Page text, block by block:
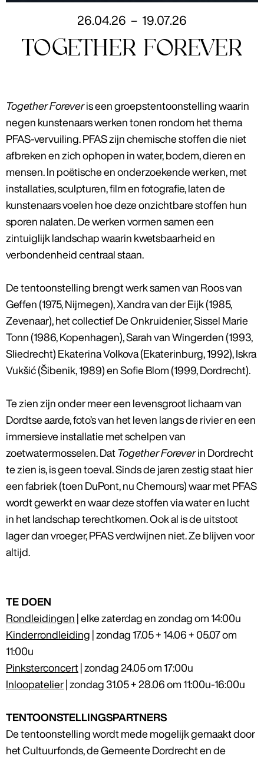
26 04 26 – 19 07 26
TOGETHER FOREVER
Together Foreveris een groepstentoonstelling waarin
negen kunstenaars werken tonen rondom het thema
PFAS-vervuiling. PFAS zijn chemische stoffen die niet
afbreken en zich ophopen in water, bodem, dieren en
mensen. In poëtische en onderzoekende werken, met
installaties, sculpturen, film en fotografie, laten de
kunstenaars voelen hoe deze onzichtbare stoffen hun
sporen nalaten. De werken vormen samen een
zintuiglijk landschap waarin kwetsbaarheid en
verbondenheid centraal staan.
De tentoonstelling brengt werk samen van Roos van
Geffen (1975, Nijmegen), Xandra van der Eijk (1985,
Zevenaar), het collectief De Onkruidenier, Sissel Marie
Tonn (1986, Kopenhagen), Sarah van Wingerden (1993,
Sliedrecht) Ekaterina Volkova (Ekaterinburg, 1992), Iskra
Vukšić (Šibenik, 1989) en Sofie Blom (1999, Dordrecht).
Te zien zijn onder meer een levensgroot lichaam van
Dordtse aarde, foto’s van het leven langs de rivier en een
immersieve installatie met schelpen van
zoetwatermosselen. Dat Together Foreverin Dordrecht
te zien is, is geen toeval. Sinds de jaren zestig staat hier
een fabriek (toen DuPont, nu Chemours) waar met PFAS
wordt gewerkt en waar deze stoffen via water en lucht
in het landschap terechtkomen. Ook al is de uitstoot
lager dan vroeger, PFAS verdwijnen niet. Ze blijven voor
altijd.
TE DOEN
Rondleidingen | elke zaterdag en zondag om 14:00u
Kinderrondleiding | zondag 17.05 + 14.06 + 05.07 om
11:00u
Pinksterconcert | zondag 24.05 om 17:00u
Inloopatelier | zondag 31.05 + 28.06 om 11:00u-16:00u
TENTOONSTELLINGSPARTNERS
De tentoonstelling wordt mede mogelijk gemaakt door
het Cultuurfonds, de Gemeente Dordrecht en de